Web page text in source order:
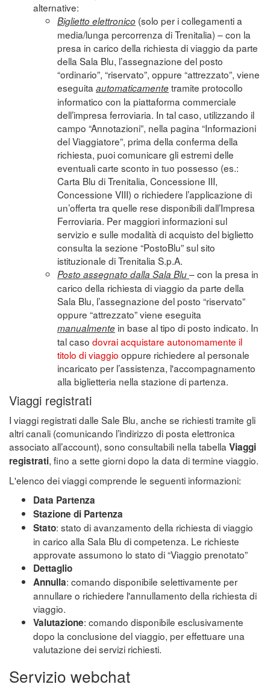
alternative:
Biglietto elettronico (solo per i collegamenti a
media/lunga percorrenza di Trenitalia) – con la
presa in carico della richiesta di viaggio da parte
della Sala Blu, l’assegnazione del posto
“ordinario”, “riservato”, oppure “attrezzato”, viene
eseguita automaticamentetramite protocollo
informatico con la piattaforma commerciale
dell’impresa ferroviaria. In tal caso, utilizzando il
campo “Annotazioni”, nella pagina “Informazioni
del Viaggiatore”, prima della conferma della
richiesta, puoi comunicare gli estremi delle
eventuali carte sconto in tuo possesso (es.:
Carta Blu di Trenitalia, Concessione III,
Concessione VIII) o richiedere l’applicazione di
un’offerta tra quelle rese disponibili dall’Impresa
Ferroviaria. Per maggiori informazioni sul
servizio e sulle modalità di acquisto del biglietto
consulta la sezione “PostoBlu” sul sito
istituzionale di Trenitalia S.p.A.
Posto assegnato dalla Sala Blu– con la presa in
carico della richiesta di viaggio da parte della
Sala Blu, l’assegnazione del posto “riservato”
oppure “attrezzato” viene eseguita
manualmente in base al tipo di posto indicato. In
tal caso dovrai acquistare autonomamente il
titolo di viaggio oppure richiedere al personale
incaricato per l’assistenza, l'accompagnamento
alla biglietteria nella stazione di partenza.
Viaggi registrati
I viaggi registrati dalle Sale Blu, anche se richiesti tramite gli
altri canali (comunicando l’indirizzo di posta elettronica
associato all’account), sono consultabili nella tabella Viaggi
registrati, fino a sette giorni dopo la data di termine viaggio.
L'elenco dei viaggi comprende le seguenti informazioni:
Data Partenza
Stazione di Partenza
Stato: stato di avanzamento della richiesta di viaggio
in carico alla Sala Blu di competenza. Le richieste
approvate assumono lo stato di “Viaggio prenotato”
Dettaglio
Annulla: comando disponibile selettivamente per
annullare o richiedere l'annullamento della richiesta di
viaggio.
Valutazione: comando disponibile esclusivamente
dopo la conclusione del viaggio, per effettuare una
valutazione dei servizi richiesti.
Servizio webchat